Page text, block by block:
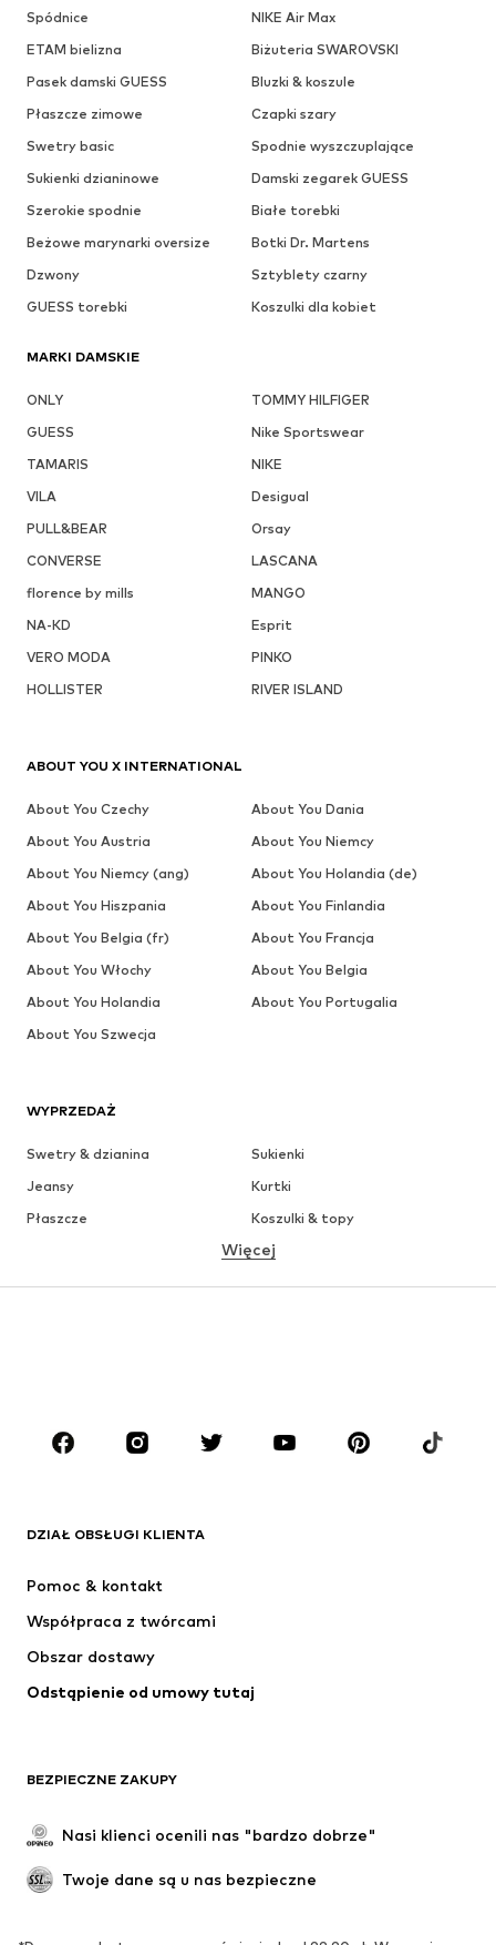
Spódnice
NIKE Air Max
ETAM bielizna
Biżuteria SWAROVSKI
Pasek damski GUESS
Bluzki & koszule
Płaszcze zimowe
Czapki szary
Swetry basic
Spodnie wyszczuplające
Sukienki dzianinowe
Damski zegarek GUESS
Szerokie spodnie
Białe torebki
Beżowe marynarki oversize
Botki Dr. Martens
Dzwony
Sztyblety czarny
GUESS torebki
Koszulki dla kobiet
MARKI DAMSKIE
ONLY
TOMMY HILFIGER
GUESS
Nike Sportswear
TAMARIS
NIKE
VILA
Desigual
PULL&BEAR
Orsay
CONVERSE
LASCANA
florence by mills
MANGO
NA-KD
Esprit
VERO MODA
PINKO
HOLLISTER
RIVER ISLAND
WYPRZEDAŻ
Swetry & dzianina
Sukienki
Jeansy
Kurtki
Płaszcze
Koszulki & topy
Bielizna
Spódnice
Bluzki & koszule
Akcesoria
Premium
Nowości
Kurtki
Bielizna
Płaszcze
Spódnice
Specjalne okazje
Ekskluzywne
Więcej
DZIAŁ OBSŁUGI KLIENTA
Pomoc & kontakt
Współpraca z twórcami
Obszar dostawy
Odstąpienie od umowy tutaj
BEZPIECZNE ZAKUPY
Nasi klienci ocenili nas "bardzo dobrze"
Twoje dane są u nas bezpieczne
ABOUT YOU X INTERNATIONAL
About You Czechy
About You Dania
About You Austria
About You Niemcy
About You Niemcy (ang)
About You Holandia (de)
About You Hiszpania
About You Finlandia
About You Belgia (fr)
About You Francja
About You Włochy
About You Belgia
About You Holandia
About You Portugalia
About You Szwecja